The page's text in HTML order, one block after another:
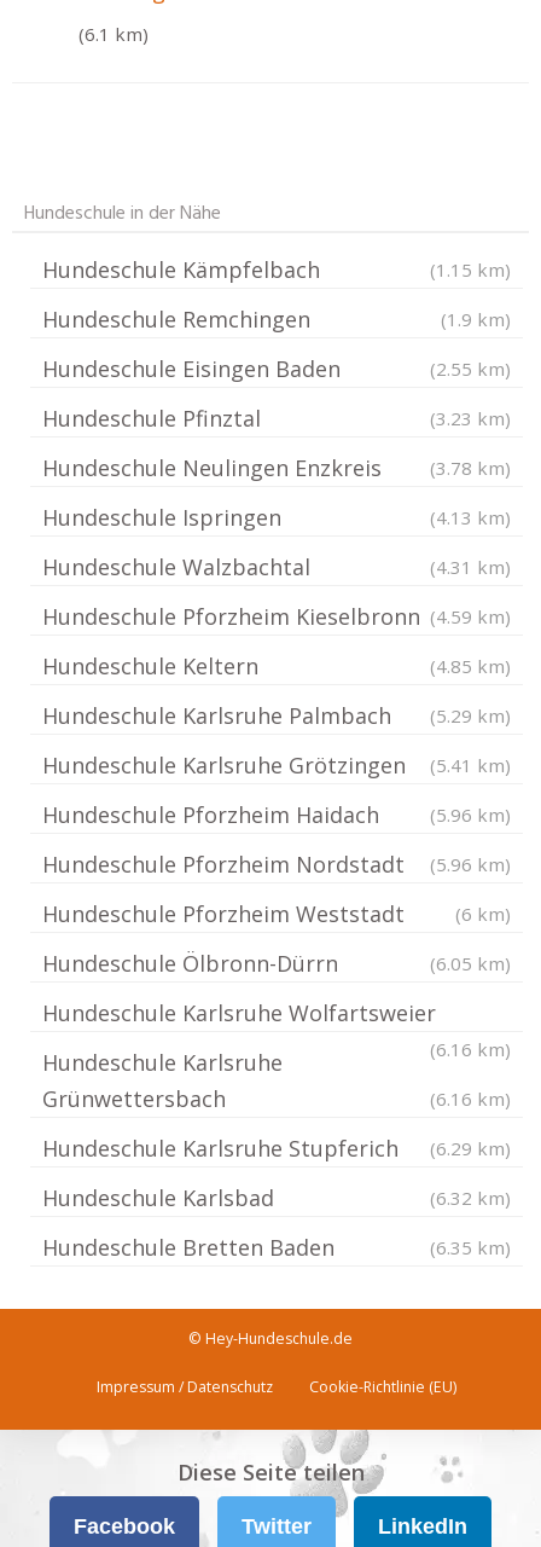
(6.1 km)
Hundeschule in der Nähe
Hundeschule Kämpfelbach (1.15 km)
Hundeschule Remchingen (1.9 km)
Hundeschule Eisingen Baden (2.55 km)
Hundeschule Pfinztal (3.23 km)
Hundeschule Neulingen Enzkreis (3.78 km)
Hundeschule Ispringen (4.13 km)
Hundeschule Walzbachtal (4.31 km)
Hundeschule Pforzheim Kieselbronn (4.59 km)
Hundeschule Keltern (4.85 km)
Hundeschule Karlsruhe Palmbach (5.29 km)
Hundeschule Karlsruhe Grötzingen (5.41 km)
Hundeschule Pforzheim Haidach (5.96 km)
Hundeschule Pforzheim Nordstadt (5.96 km)
Hundeschule Pforzheim Weststadt (6 km)
Hundeschule Ölbronn-Dürrn (6.05 km)
Hundeschule Karlsruhe Wolfartsweier
(6.16 km)
Hundeschule Karlsruhe
Grünwettersbach
(6.16 km)
Hundeschule Karlsruhe Stupferich (6.29 km)
Hundeschule Karlsbad (6.32 km)
Hundeschule Bretten Baden (6.35 km)
© Hey-Hundeschule.de
Impressum / Datenschutz Cookie-Richtlinie (EU)
Diese Seite teilen
Facebook Twitter LinkedIn